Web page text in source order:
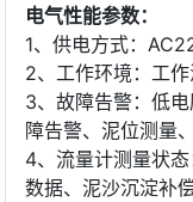
电气性能参数：
1、供电方式：
2、工作环境：工
3、故障告警：低
障告警、泥位测量
4、流量计测量状
数据、泥沙沉淀补